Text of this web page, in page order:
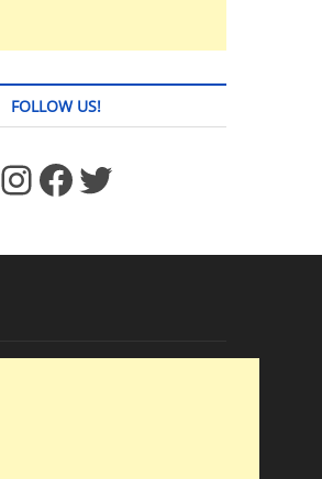
FOLLOW US!
https://www.facebook.com/jstages/ Facebook Twitter